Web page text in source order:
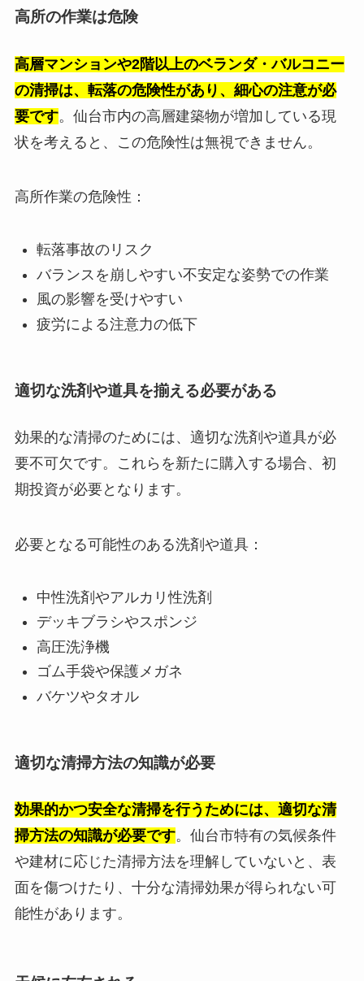
高所の作業は危険
高層マンションや2階以上のベランダ・バルコニー
の清掃は、転落の危険性があり、細心の注意が必
要です。仙台市内の高層建築物が増加している現
状を考えると、この危険性は無視できません。
高所作業の危険性：
転落事故のリスク
バランスを崩しやすい不安定な姿勢での作業
風の影響を受けやすい
疲労による注意力の低下
適切な洗剤や道具を揃える必要がある
効果的な清掃のためには、適切な洗剤や道具が必
要不可欠です。これらを新たに購入する場合、初
期投資が必要となります。
必要となる可能性のある洗剤や道具：
中性洗剤やアルカリ性洗剤
デッキブラシやスポンジ
高圧洗浄機
ゴム手袋や保護メガネ
バケツやタオル
適切な清掃方法の知識が必要
効果的かつ安全な清掃を行うためには、適切な清
掃方法の知識が必要です。仙台市特有の気候条件
や建材に応じた清掃方法を理解していないと、表
面を傷つけたり、十分な清掃効果が得られない可
能性があります。